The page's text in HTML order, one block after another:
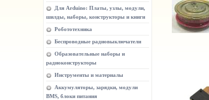
Для Arduino: Платы, узлы, модули,
шилды, наборы, конструкторы и книги
Робототехника
Беспроводные радиовыключатели
Образовательные наборы и
радиоконструкторы
Инструменты и материалы
Аккумуляторы, зарядки, модули
BMS, блоки питания